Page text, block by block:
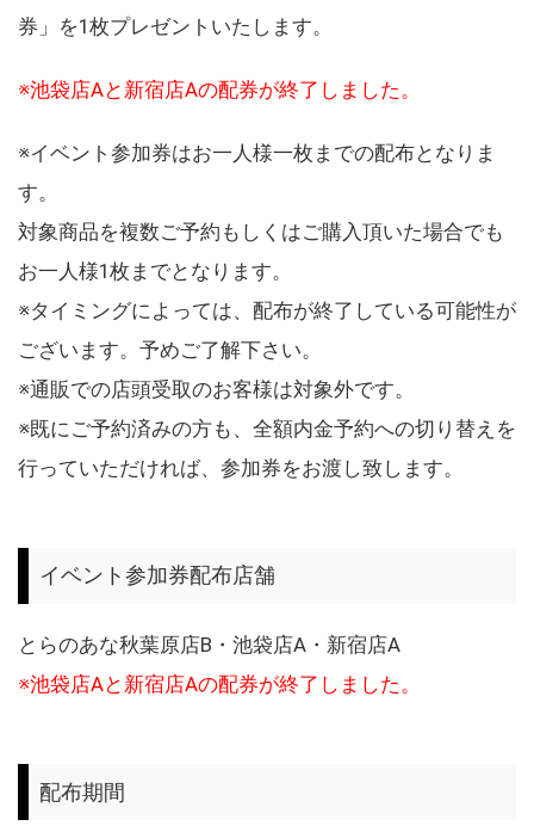
券」を1枚プレゼントいたします。
※池袋店Aと新宿店Aの配券が終了しました。
※イベント参加券はお一人様一枚までの配布となりま
す。
対象商品を複数ご予約もしくはご購入頂いた場合でも
お一人様1枚までとなります。
※タイミングによっては、配布が終了している可能性が
ございます。予めご了解下さい。
※通販での店頭受取のお客様は対象外です。
※既にご予約済みの方も、全額内金予約への切り替えを
行っていただければ、参加券をお渡し致します。
イベント参加券配布店舗
とらのあな秋葉原店B・池袋店A・新宿店A
※池袋店Aと新宿店Aの配券が終了しました。
配布期間